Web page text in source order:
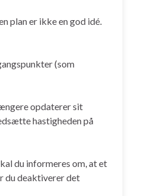
plan er ikke en god idé.
(som
opdaterer sit
hastigheden på
du informeres om, at et
du deaktiverer det